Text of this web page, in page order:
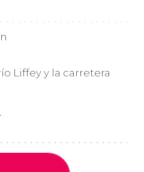
Liffey y la carretera